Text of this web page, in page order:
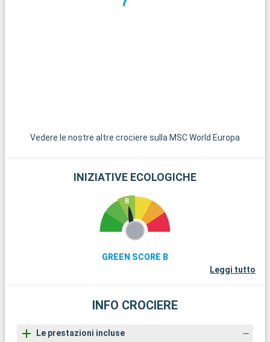
Vedere le nostre altre crociere sulla MSC World Europa
INIZIATIVE ECOLOGICHE
GREEN SCORE B
Leggi tutto
INFO CROCIERE
Le prestazioni incluse